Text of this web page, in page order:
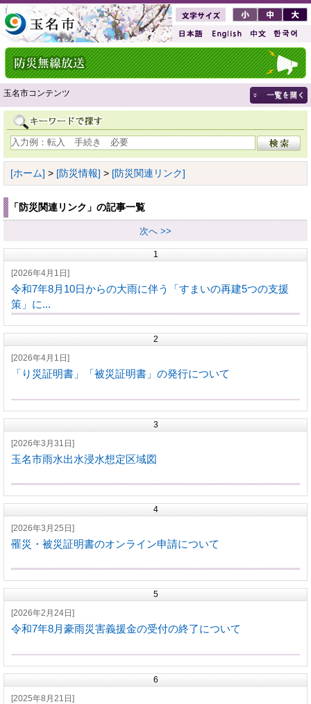
玉名市コンテンツ
[ホーム] > [防災情報] > [防災関連リンク]
「防災関連リンク」の記事一覧
次へ >>
1
[2026年4月1日]
令和7年8月10日からの大雨に伴う「すまいの再建5つの支援
策」に...
2
[2026年4月1日]
「り災証明書」「被災証明書」の発行について
3
[2026年3月31日]
玉名市雨水出水浸水想定区域図
4
[2026年3月25日]
罹災・被災証明書のオンライン申請について
5
[2026年2月24日]
令和7年8月豪雨災害義援金の受付の終了について
6
[2025年8月21日]